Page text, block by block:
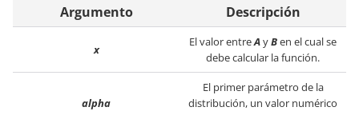
Argumento Descripción
x
El valor entreAyBen el cual se
debe calcular la función.
alpha
El primer parámetro de la
distribución, un valor numérico